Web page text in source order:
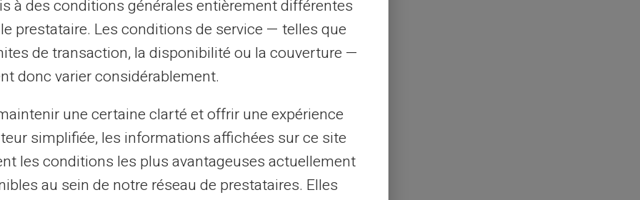
active d'emploi après la fin des
conditions de continuer à bénéficier
temps déterminé.
un service civique peut également
familiales puisque ce statut est
salariée.
pour se renseigner auprès de la CAF
à des conditions générales entièrement différentes
prestataire. Les conditions de service — telles que
de transaction, la disponibilité ou la couverture —
donc varier considérablement.
une certaine clarté et offrir une expérience
simplifiée, les informations affichées sur ce site
les conditions les plus avantageuses actuellement
au sein de notre réseau de prestataires. Elles